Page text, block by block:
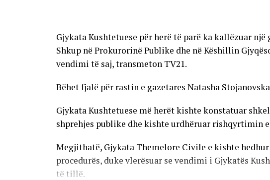
Gjykata Kushtetuese për herë të parë ka kallëzuar
Shkup në Prokurorinë Publike dhe në Këshillin
vendimi të saj, transmeton TV21.
Bëhet fjalë për rastin e gazetares Natasha
Gjykata Kushtetuese më herët kishte konstatuar
shprehjes publike dhe kishte urdhëruar rishqyrtimin
Megjithatë, Gjykata Themelore Civile e kishte
procedurës, duke vlerësuar se vendimi i Gjykatës
të tillë.